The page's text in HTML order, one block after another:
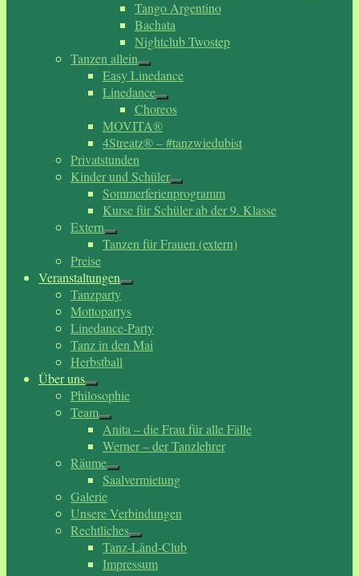
Tango Argentino
Bachata
Nightclub Twostep
Tanzen allein
Easy Linedance
Linedance
Choreos
MOVITA®
4Streatz® – #tanzwiedubist
Privatstunden
Kinder und Schüler
Sommerferienprogramm
Kurse für Schüler ab der 9. Klasse
Extern
Tanzen für Frauen (extern)
Preise
Veranstaltungen
Tanzparty
Mottopartys
Linedance-Party
Tanz in den Mai
Herbstball
Über uns
Philosophie
Team
Anita – die Frau für alle Fälle
Werner – der Tanzlehrer
Räume
Saalvermietung
Galerie
Unsere Verbindungen
Rechtliches
Tanz-Länd-Club
Impressum